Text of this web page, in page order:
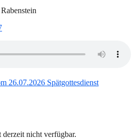
26.07.2026 Spätgottesdienst
nicht verfügbar.